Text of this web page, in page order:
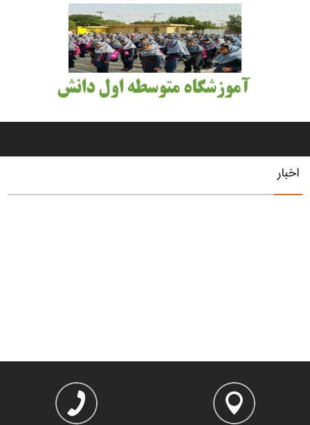
آموزشگاه متوسطه اول دانش
اخبار